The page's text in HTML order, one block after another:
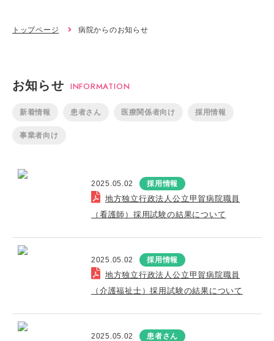
トップページ 病院からのお知らせ
お知らせ INFORMATION
新着情報 患者さん 医療関係者向け 採用情報
事業者向け
2025.05.02 採用情報
地方独立行政法人公立甲賀病院職員
（看護師）採用試験の結果について
2025.05.02 採用情報
地方独立行政法人公立甲賀病院職員
（介護福祉士）採用試験の結果について
2025.05.02 患者さん